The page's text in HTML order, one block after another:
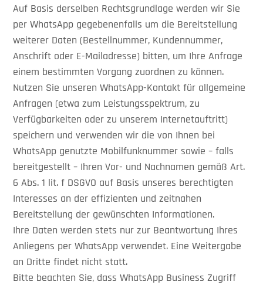
Auf Basis derselben Rechtsgrundlage werden wir Sie
per WhatsApp gegebenenfalls um die Bereitstellung
weiterer Daten (Bestellnummer, Kundennummer,
Anschrift oder E-Mailadresse) bitten, um Ihre Anfrage
einem bestimmten Vorgang zuordnen zu können.
Nutzen Sie unseren WhatsApp-Kontakt für allgemeine
Anfragen (etwa zum Leistungsspektrum, zu
Verfügbarkeiten oder zu unserem Internetauftritt)
speichern und verwenden wir die von Ihnen bei
WhatsApp genutzte Mobilfunknummer sowie – falls
bereitgestellt – Ihren Vor- und Nachnamen gemäß Art.
6 Abs. 1 lit. f DSGVO auf Basis unseres berechtigten
Interesses an der effizienten und zeitnahen
Bereitstellung der gewünschten Informationen.
Ihre Daten werden stets nur zur Beantwortung Ihres
Anliegens per WhatsApp verwendet. Eine Weitergabe
an Dritte findet nicht statt.
Bitte beachten Sie, dass WhatsApp Business Zugriff